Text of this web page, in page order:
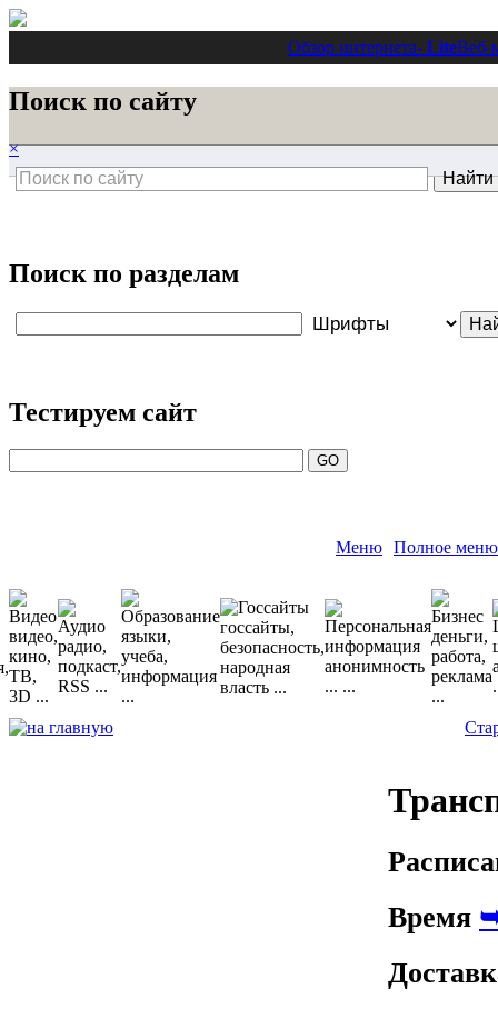
Обзор интернета- LiteВеб-
Поиск по сайту
×
Поиск по разделам
Тестируем сайт
Меню Полное меню
Время